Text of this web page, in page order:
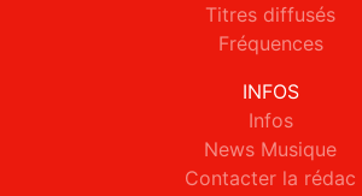
Titres diffusés
Fréquences
INFOS
Infos
News Musique
Contacter la rédac